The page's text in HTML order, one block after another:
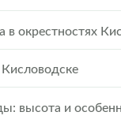
в окрестностях
высота и